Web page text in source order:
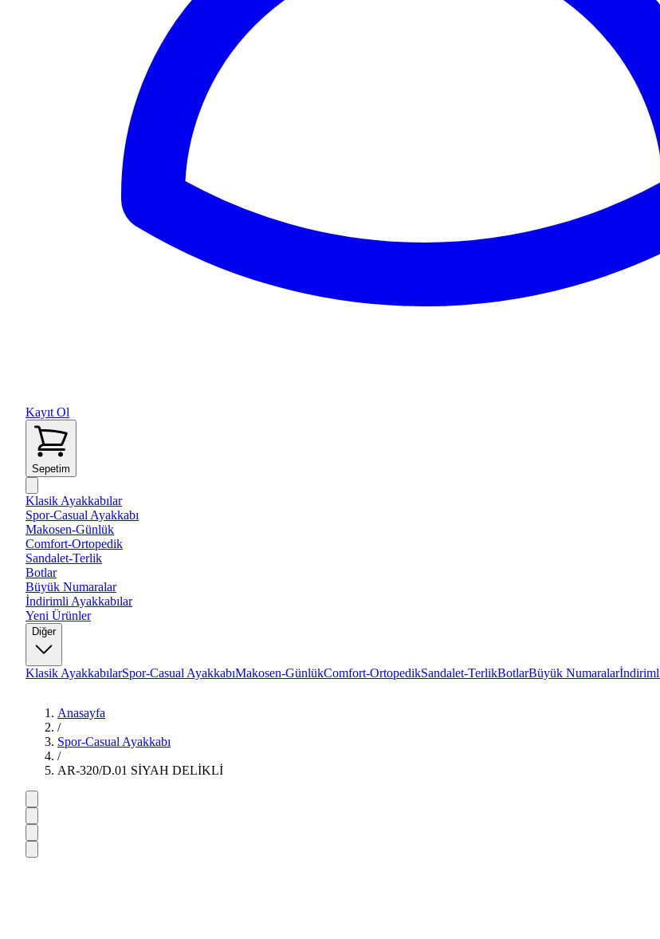
Kayıt Ol
Sepetim
Klasik Ayakkabılar
Spor-Casual Ayakkabı
Makosen-Günlük
Comfort-Ortopedik
Sandalet-Terlik
Botlar
Büyük Numaralar
İndirimli Ayakkabılar
Yeni Ürünler
Diğer
Klasik AyakkabılarSpor-Casual AyakkabıMakosen-GünlükComfort-OrtopedikSandalet-TerlikBotlarBüyük Numaralar
Anasayfa
/
Spor-Casual Ayakkabı
/
AR-320/D.01 SİYAH DELİKLİ